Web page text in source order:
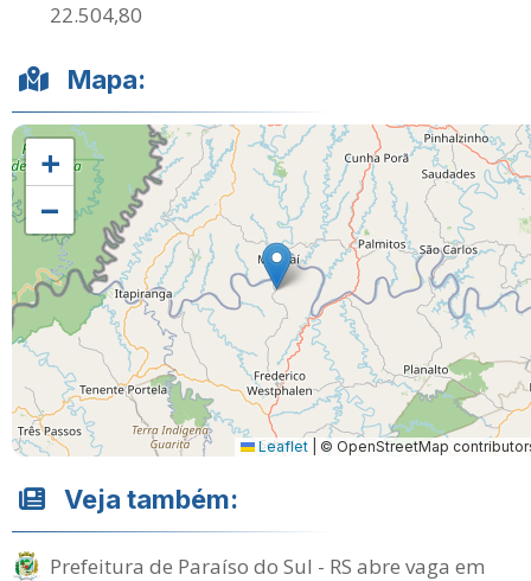
22.504,80
Mapa:
+
−
Leaflet © OpenStreetMap
Veja também:
Prefeitura de Paraíso do Sul - RS abre vaga em